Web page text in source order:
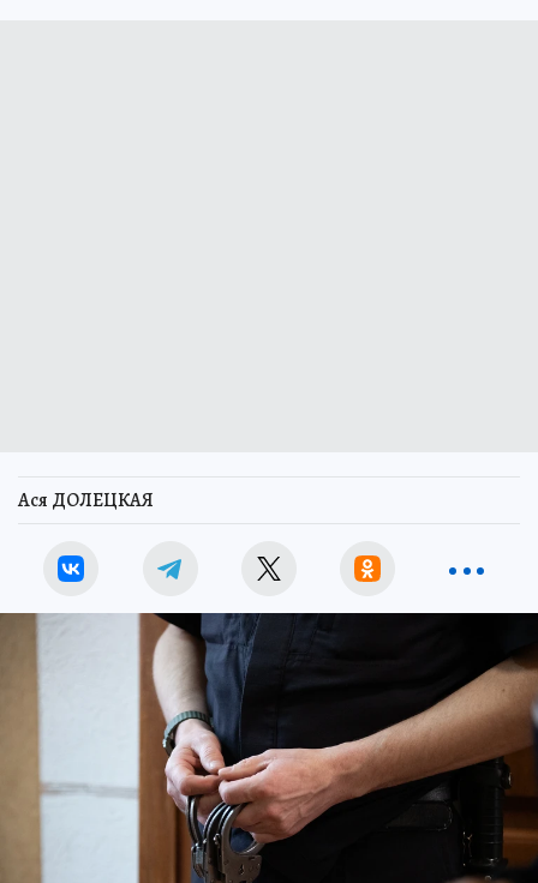
Ася ДОЛЕЦКАЯ